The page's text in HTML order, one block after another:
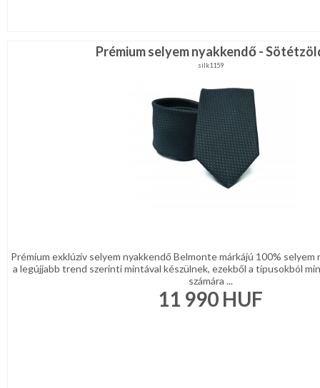
Prémium selyem nyakkendő -
silk1159
Prémium exklúzív selyem nyakkendő Belmonte márkájú 100% selyem
a legújjabb trend szerinti mintával készülnek, ezekből a típusokból
számára ...
11 990 HUF